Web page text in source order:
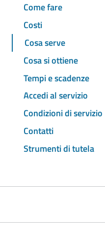
Come fare
Costi
Cosa serve
Cosa si ottiene
Tempi e scadenze
Accedi al servizio
Condizioni di servizio
Contatti
Strumenti di tutela